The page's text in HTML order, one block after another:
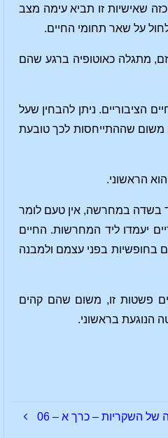
שאישיות זו תביא עימה מצב
על שאר תחומי החיים.
מתגלה כאוטופיה ברגע שהם
הציבוריים. ניתן להבחין שעל
משום שההתייחסות לכך טובעת
הראשוני.
בשדה במחרשה, אין טעם לומר
יעמדו ליד המחרשות. החיים
בחופשיות בפני עצמם ולמבנה
פשטות זו, משום שהם קהים
הנוגעת בראשוני.
של השקריות – כרך א – 06